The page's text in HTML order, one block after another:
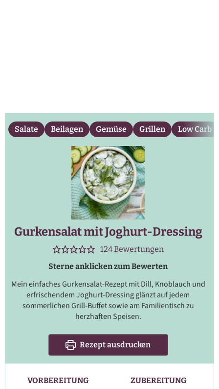
Salate Beilagen Gemüse Grillen Low Carb
Gurkensalat mit Joghurt-Dressing
124Bewertungen
Sterne anklicken zum Bewerten
Mein einfaches Gurkensalat-Rezept mit Dill, Knoblauch und
erfrischendem Joghurt-Dressing glänzt auf jedem
sommerlichen Grill-Buffet sowie am Familientisch zu
herzhaften Speisen.
Rezept ausdrucken
VORBEREITUNG ZUBEREITUNG